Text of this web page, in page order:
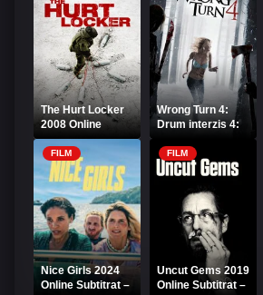
The Hurt Locker
2008 Online
Subtitrat – Misiuni
periculoase
Wrong Turn 4:
Drum interzis 4:
sângeroase
Online Subtitrat
FILM
Nice Girls 2024
Online Subtitrat –
FILM
Uncut Gems 2019
Online Subtitrat –